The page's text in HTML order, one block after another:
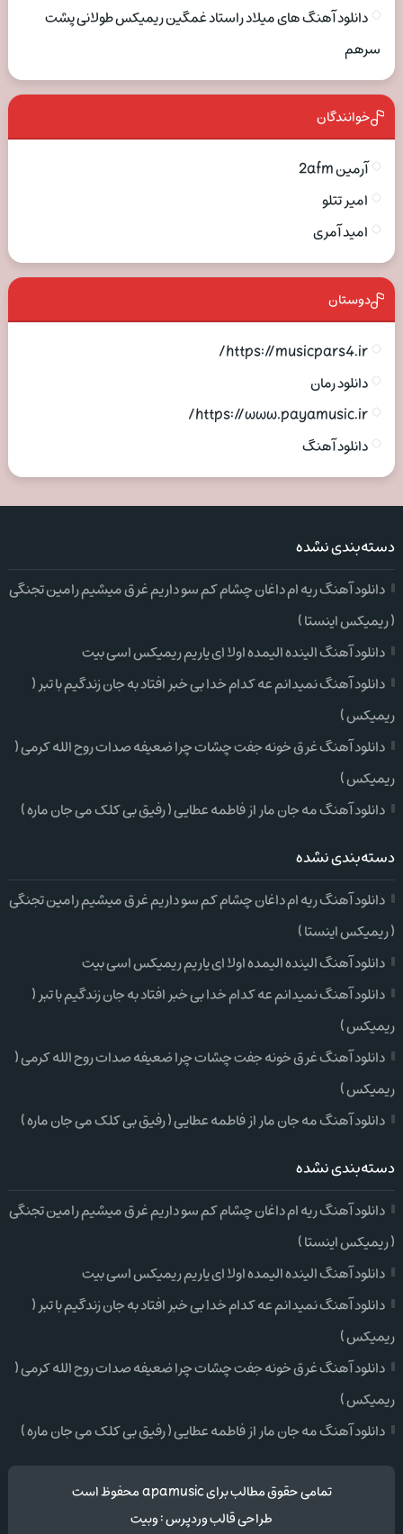
دانلود آهنگ های میلاد راستاد غمگین ریمیکس طولانی پشت
سرهم
خوانندگان
آرمین 2afm
امیر تتلو
امید آمری
دوستان
https://musicpars4.ir/
دانلود رمان
https://www.payamusic.ir/
دانلود آهنگ
دسته‌بندی نشده
دانلود آهنگ ریه ام داغان چشام کم سو داریم غرق میشیم رامین تجنگی
( ریمیکس اینستا )
دانلود آهنگ الینده الیمده اولا ای یاریم ریمیکس اسی بیت
دانلود آهنگ نمیدانم عه کدام خدا بی خبر افتاد به جان زندگیم با تبر (
ریمیکس )
دانلود آهنگ غرق خونه جفت چشات چرا ضعیفه صدات روح الله کرمی (
ریمیکس )
دانلود آهنگ مه جان مار از فاطمه عطایی ( رفیق بی کلک می جان ماره )
دسته‌بندی نشده
دانلود آهنگ ریه ام داغان چشام کم سو داریم غرق میشیم رامین تجنگی
( ریمیکس اینستا )
دانلود آهنگ الینده الیمده اولا ای یاریم ریمیکس اسی بیت
دانلود آهنگ نمیدانم عه کدام خدا بی خبر افتاد به جان زندگیم با تبر (
ریمیکس )
دانلود آهنگ غرق خونه جفت چشات چرا ضعیفه صدات روح الله کرمی (
ریمیکس )
دانلود آهنگ مه جان مار از فاطمه عطایی ( رفیق بی کلک می جان ماره )
دسته‌بندی نشده
دانلود آهنگ ریه ام داغان چشام کم سو داریم غرق میشیم رامین تجنگی
( ریمیکس اینستا )
دانلود آهنگ الینده الیمده اولا ای یاریم ریمیکس اسی بیت
دانلود آهنگ نمیدانم عه کدام خدا بی خبر افتاد به جان زندگیم با تبر (
ریمیکس )
دانلود آهنگ غرق خونه جفت چشات چرا ضعیفه صدات روح الله کرمی (
ریمیکس )
دانلود آهنگ مه جان مار از فاطمه عطایی ( رفیق بی کلک می جان ماره )
تمامی حقوق مطالب برای apamusic محفوظ است
طراحی قالب وردپرس:وبیت